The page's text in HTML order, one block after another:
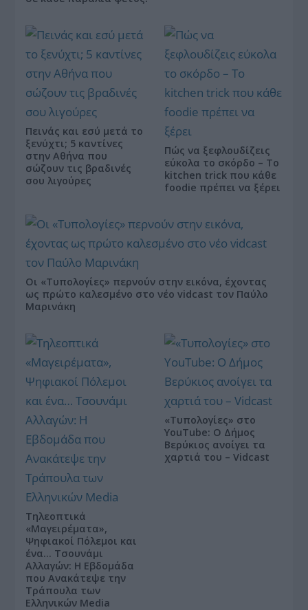
Πεινάς και εσύ μετά το
ξενύχτι; 5 καντίνες
στην Αθήνα που
σώζουν τις βραδινές
σου λιγούρες
Πώς να ξεφλουδίζεις
εύκολα το σκόρδο – Το
kitchen trick που κάθε
foodie πρέπει να ξέρει
Οι «Τυπολογίες» περνούν στην εικόνα, έχοντας
ως πρώτο καλεσμένο στο νέο vidcast τον Παύλο
Μαρινάκη
Τηλεοπτικά
«Μαγειρέματα»,
Ψηφιακοί Πόλεμοι και
ένα… Τσουνάμι
Αλλαγών: Η Εβδομάδα
που Ανακάτεψε την
Τράπουλα των
Ελληνικών Media
«Τυπολογίες» στο
YouTube: Ο Δήμος
Βερύκιος ανοίγει τα
χαρτιά του – Vidcast